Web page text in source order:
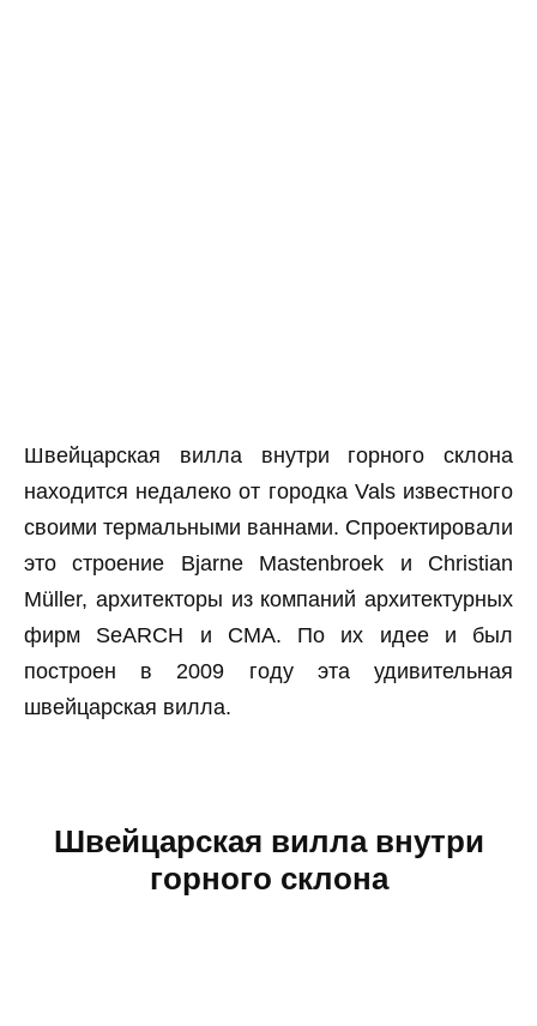
Швейцарская вилла внутри горного склона
находится недалеко от городка Vals известного
своими термальными ваннами. Спроектировали
это строение Bjarne Mastenbroek и Christian
Müller, архитекторы из компаний архитектурных
фирм SeARCH и CMA. По их идее и был
построен в 2009 году эта удивительная
швейцарская вилла.
Швейцарская вилла внутри
горного склона